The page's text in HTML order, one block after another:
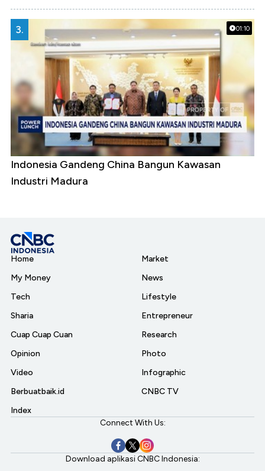
01:10
3.
Indonesia Gandeng China Bangun Kawasan
Industri Madura
Home
My Money
Tech
Sharia
Cuap Cuap Cuan
Opinion
Video
Berbuatbaik.id
Index
Market
News
Lifestyle
Entrepreneur
Research
Photo
Infographic
CNBC TV
Connect With Us:
Download aplikasi CNBC Indonesia: